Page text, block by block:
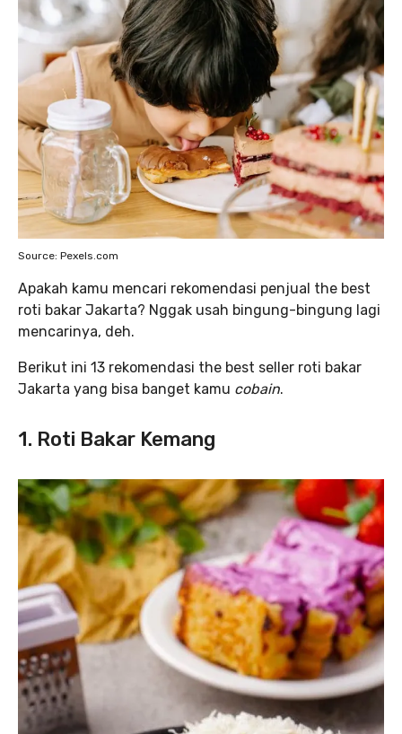
Source: Pexels.com
Apakah kamu mencari rekomendasi penjual the best
roti bakar Jakarta? Nggak usah bingung-bingung lagi
mencarinya, deh.
Berikut ini 13 rekomendasi the best seller roti bakar
Jakarta yang bisa banget kamu cobain.
1. Roti Bakar Kemang